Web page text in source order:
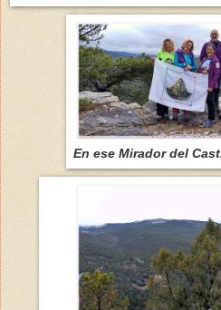
En ese Mirador del